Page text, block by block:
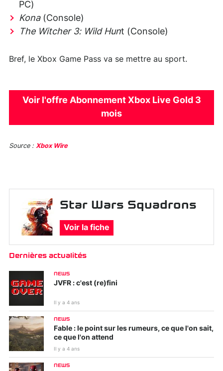
PC)
Kona(Console)
The Witcher 3: Wild Hunt (Console)
Bref, le Xbox Game Pass va se mettre au sport.
Voir l'offre Abonnement Xbox Live Gold 3
mois
Source : Xbox Wire
Star Wars Squadrons
Voir la fiche
Dernières actualités
NEWS
JVFR : c'est (re)fini
Il y a 4 ans
NEWS
Fable : le point sur les rumeurs, ce que l'on sait,
ce que l'on attend
Il y a 4 ans
NEWS